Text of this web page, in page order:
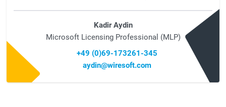
Kadir Aydin
Microsoft Licensing Professional (MLP)
+49 (0)69-173261-345
aydin@wiresoft.com